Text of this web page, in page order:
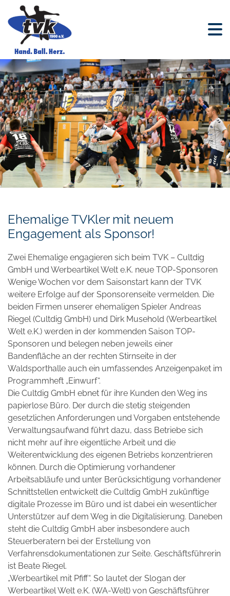
Ehemalige TVKler mit neuem
Engagement als Sponsor!
Zwei Ehemalige engagieren sich beim TVK – Cultdig
GmbH und Werbeartikel Welt e.K. neue TOP-Sponsoren
Wenige Wochen vor dem Saisonstart kann der TVK
weitere Erfolge auf der Sponsorenseite vermelden. Die
beiden Firmen unserer ehemaligen Spieler Andreas
Riegel (Cultdig GmbH) und Dirk Musehold (Werbeartikel
Welt e.K.) werden in der kommenden Saison TOP-
Sponsoren und belegen neben jeweils einer
Bandenfläche an der rechten Stirnseite in der
Waldsporthalle auch ein umfassendes Anzeigenpaket im
Programmheft „Einwurf“.
Die Cultdig GmbH ebnet für ihre Kunden den Weg ins
papierlose Büro. Der durch die stetig steigenden
gesetzlichen Anforderungen und Vorgaben entstehende
Verwaltungsaufwand führt dazu, dass Betriebe sich
nicht mehr auf ihre eigentliche Arbeit und die
Weiterentwicklung des eigenen Betriebs konzentrieren
können. Durch die Optimierung vorhandener
Arbeitsabläufe und unter Berücksichtigung vorhandener
Schnittstellen entwickelt die Cultdig GmbH zukünftige
digitale Prozesse im Büro und ist dabei ein wesentlicher
Unterstützer auf dem Weg in die Digitalisierung. Daneben
steht die Cultdig GmbH aber insbesondere auch
Steuerberatern bei der Erstellung von
Verfahrensdokumentationen zur Seite. Geschäftsführerin
ist Beate Riegel.
„Werbeartikel mit Pfiff“. So lautet der Slogan der
Werbeartikel Welt e.K. (WA-Welt) von Geschäftsführer